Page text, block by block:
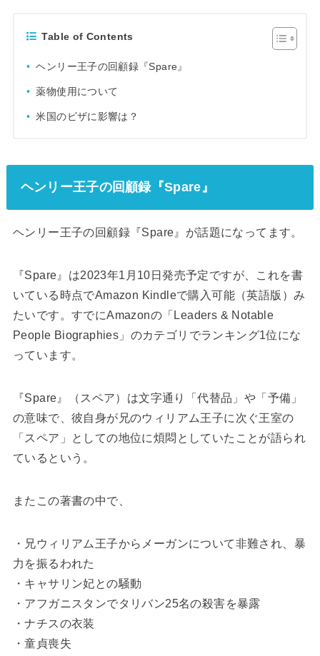
Table of Contents
ヘンリー王子の回顧録『Spare』
薬物使用について
米国のビザに影響は？
ヘンリー王子の回顧録『Spare』
ヘンリー王子の回顧録『Spare』が話題になってます。
『Spare』は2023年1月10日発売予定ですが、これを書
いている時点でAmazon Kindleで購入可能（英語版）み
たいです。すでにAmazonの「Leaders & Notable
People Biographies」のカテゴリでランキング1位にな
っています。
『Spare』（スペア）は文字通り「代替品」や「予備」
の意味で、彼自身が兄のウィリアム王子に次ぐ王室の
「スペア」としての地位に煩悶としていたことが語られ
ているという。
またこの著書の中で、
・兄ウィリアム王子からメーガンについて非難され、暴
力を振るわれた
・キャサリン妃との騒動
・アフガニスタンでタリバン25名の殺害を暴露
・ナチスの衣装
・童貞喪失